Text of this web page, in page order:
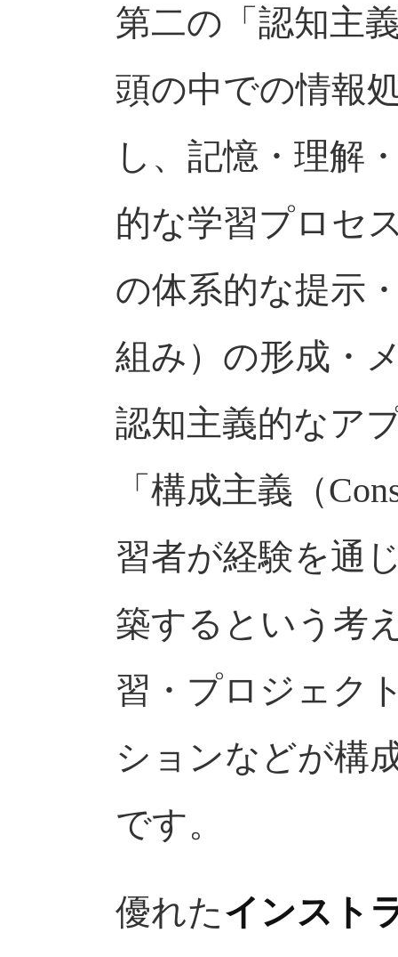
第二の「認知主
頭の中での情報
し、記憶・理解
的な学習プロセ
の体系的な提示
組み）の形成・
認知主義的なア
「構成主義（
習者が経験を通
築するという考
習・プロジェク
ションなどが構
です。
優れたインスト